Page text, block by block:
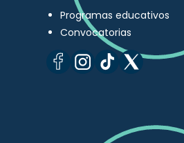
Programas educativos
Convocatorias